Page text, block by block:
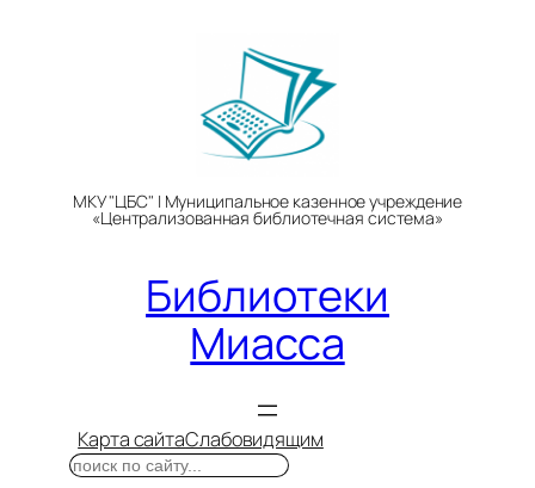
МКУ "ЦБС" | Муниципальное казенное учреждение
«Централизованная библиотечная система»
Библиотеки
Миасса
Карта сайтаСлабовидящим
Поиск